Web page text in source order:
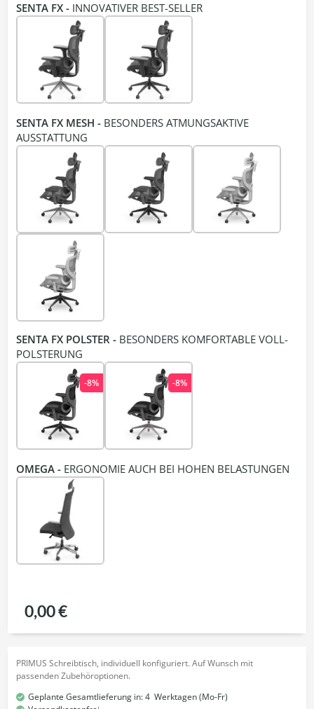
SENTA FX - INNOVATIVER BEST-SELLER
SENTA FX MESH - BESONDERS ATMUNGSAKTIVE
AUSSTATTUNG
SENTA FX POLSTER - BESONDERS KOMFORTABLE VOLL-
POLSTERUNG
-8% -8%
OMEGA - ERGONOMIE AUCH BEI HOHEN BELASTUNGEN
0,00 €
PRIMUS Schreibtisch, individuell konfiguriert. Auf Wunsch mit
passenden Zubehöroptionen.
Geplante Gesamtlieferung in:4 Werktagen (Mo-Fr)